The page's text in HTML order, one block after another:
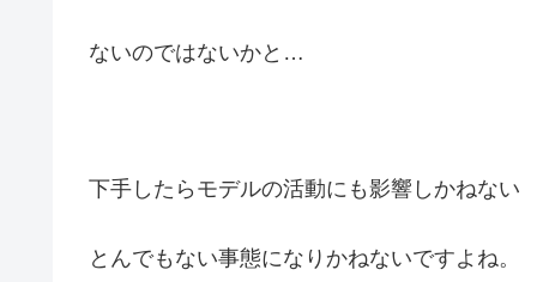
ないのではないかと…
下手したらモデルの活動にも影響しかねない
とんでもない事態になりかねないですよね。